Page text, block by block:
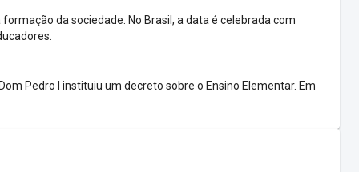
da sociedade. No Brasil, a data é celebrada com
Pedro I instituiu um decreto sobre o Ensino Elementar. Em